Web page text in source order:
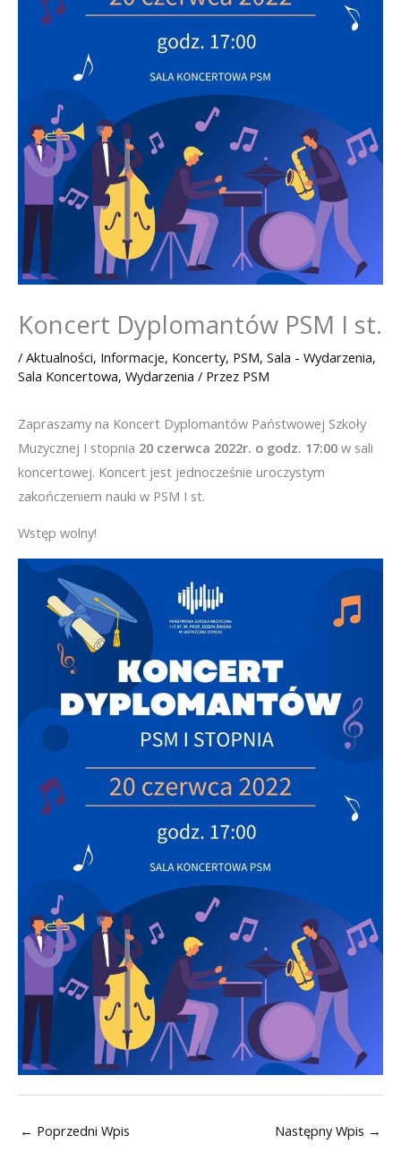
Koncert Dyplomantów PSM I st.
/ Aktualności, Informacje, Koncerty, PSM, Sala - Wydarzenia,
Sala Koncertowa, Wydarzenia / Przez PSM
Zapraszamy na Koncert Dyplomantów Państwowej Szkoły
Muzycznej I stopnia 20 czerwca 2022r. o godz. 17:00 w sali
koncertowej. Koncert jest jednocześnie uroczystym
zakończeniem nauki w PSM I st.
Wstęp wolny!
← Poprzedni Wpis Następny Wpis →